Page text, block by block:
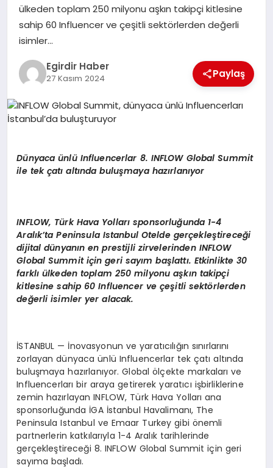
YAŞAM
ülkeden toplam 250 milyonu aşkın takipçi kitlesine
sahip 60 Influencer ve çeşitli sektörlerden değerli
isimler…
Egirdir Haber
27 Kasım 2024 Paylaş
Dünyaca ünlü Influencerlar 8. INFLOW Global Summit
ile tek çatı altında buluşmaya hazırlanıyor
INFLOW, Türk Hava Yolları sponsorluğunda 1-4
Aralık’ta Peninsula Istanbul Otelde gerçekleştireceği
dijital dünyanın en prestijli zirvelerinden INFLOW
Global Summit için geri sayım başlattı. Etkinlikte 30
farklı ülkeden toplam 250 milyonu aşkın takipçi
kitlesine sahip 60 Influencer ve çeşitli sektörlerden
değerli isimler yer alacak.
İSTANBUL — İnovasyonun ve yaratıcılığın sınırlarını
zorlayan dünyaca ünlü Influencerlar tek çatı altında
buluşmaya hazırlanıyor. Global ölçekte markaları ve
Influencerları bir araya getirerek yaratıcı işbirliklerine
zemin hazırlayan INFLOW, Türk Hava Yolları ana
sponsorluğunda İGA İstanbul Havalimanı, The
Peninsula Istanbul ve Emaar Turkey gibi önemli
partnerlerin katkılarıyla 1-4 Aralık tarihlerinde
gerçekleştireceği 8. INFLOW Global Summit için geri
sayıma başladı.